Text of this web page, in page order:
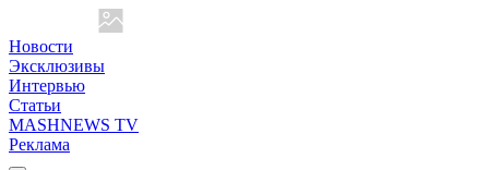
Новости
Эксклюзивы
Интервью
Статьи
MASHNEWS TV
Реклама